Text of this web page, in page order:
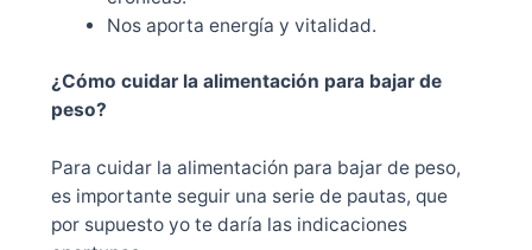
Nos aporta energía y vitalidad.
¿Cómo cuidar la alimentación para bajar de
peso?
Para cuidar la alimentación para bajar de peso,
es importante seguir una serie de pautas, que
por supuesto yo te daría las indicaciones